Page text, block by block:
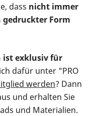
dass nicht immer
Form
ist exklusiv für
dafür unter "PRO
werden? Dann
und erhalten Sie
und Materialien.